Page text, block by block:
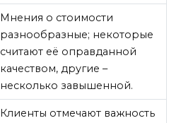
Мнения о стоимости
разнообразные; некоторые
считают её оправданной
качеством, другие –
несколько завышенной.
Клиенты отмечают важность